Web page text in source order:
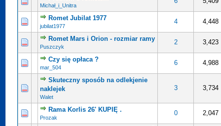
Michał_i_Unitra
Romet Jubilat 1977
jubilat1977
4 4,448
5 gwiazdek
Romet Mars i Orion - rozmiar ramy
Puszczyk
2 3,423
5 gwiazdek
Czy się opłaca ?
mar_504
6 4,988
5 gwiazdek
Skuteczny sposób na odlekjenie
naklejek
Walet
3 3,734
na 5 gwiazdek
Rama Korlis 26' KUPIĘ .
Prozak
0 2,047
5 gwiazdek